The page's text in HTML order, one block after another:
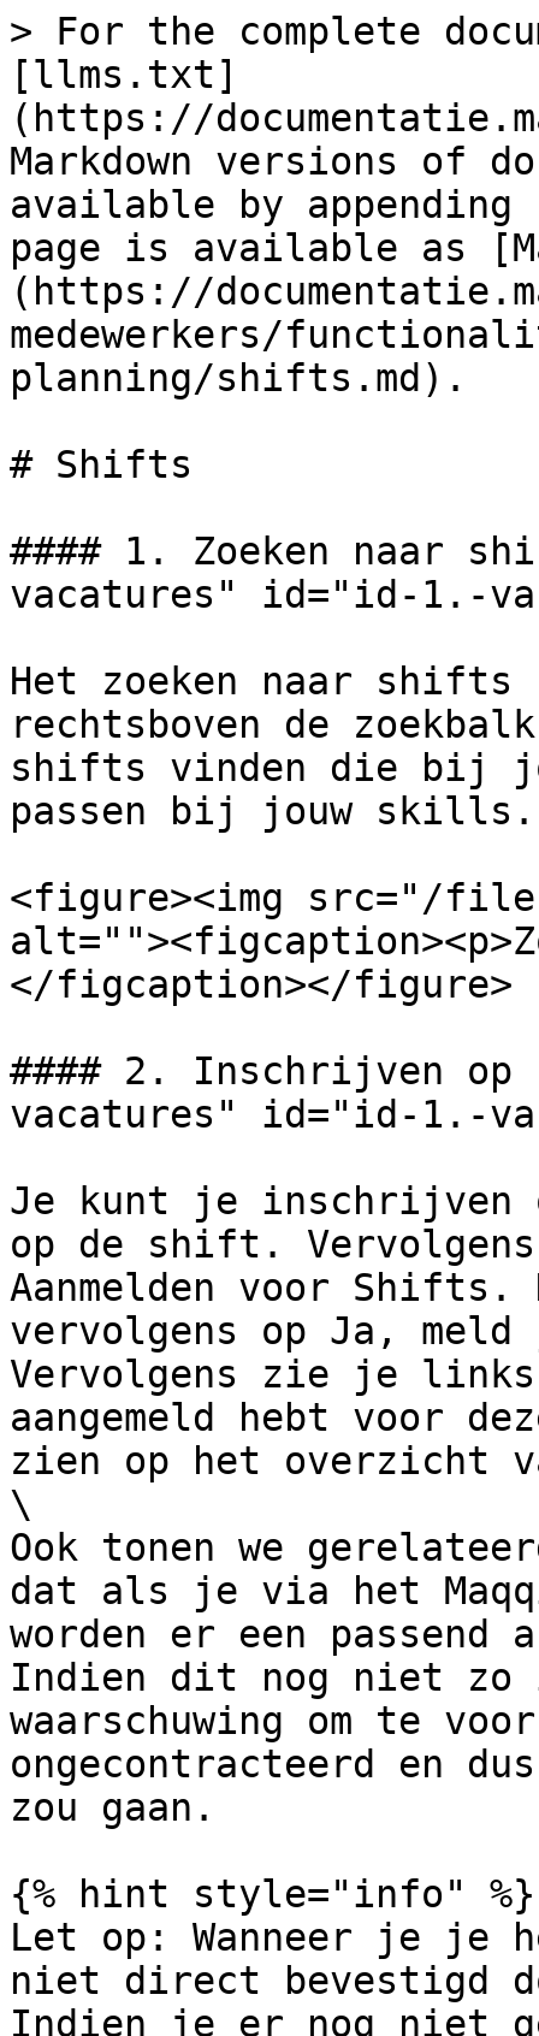
> For the complete
[llms.txt]
(https://
Markdown versions of
available by
page is available as
(https://
medewerkers/
planning/shifts.md).
# Shifts
#### 1. Zoeken naar
vacatures" id="id-1.-
Het zoeken naar shifts
rechtsboven de
shifts vinden die bij
passen bij jouw skills.
<figure><img src="/files/
</figcaption></figure>
#### 2. Inschrijven
vacatures" id="id-1.-
Je kunt je
op de shift.
Aanmelden voor
vervolgens op Ja,
Vervolgens zie je
aangemeld hebt voor
zien op het overzicht
\
Ook tonen we
dat als je via het
worden er een
Indien dit nog niet zo
waarschuwing om te
ongecontracteerd en
zou gaan.
{% hint style="info" %}
Let op: Wanneer je je
niet direct bevestigd
Indien je er nog niet